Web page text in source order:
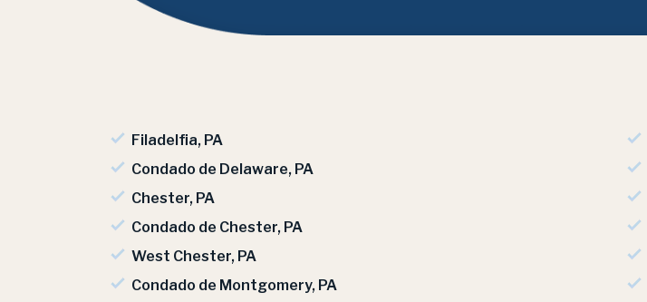
Filadelfia, PA
Condado de Delaware, PA
Chester, PA
Condado de Chester, PA
West Chester, PA
Condado de Montgomery, PA